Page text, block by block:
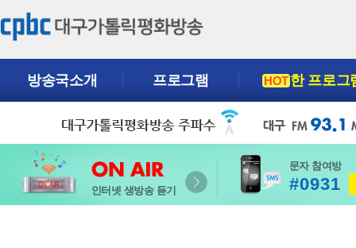
방송국소개 프로그램 HOT한 프로그
인터넷 생방송 듣기
문자 참여방
#0931